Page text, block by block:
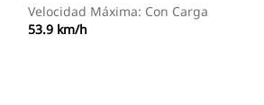
Velocidad Máxima: Con Carga
53.9 km/h